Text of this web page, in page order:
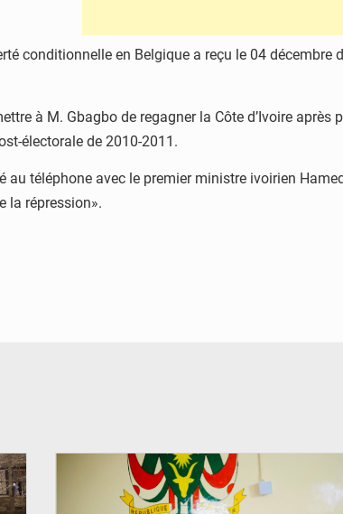
conditionnelle en Belgique a reçu le 04
à M. Gbagbo de regagner la Côte d’Ivoire
électorale de 2010-2011.
au téléphone avec le premier ministre ivoirien
la répression».